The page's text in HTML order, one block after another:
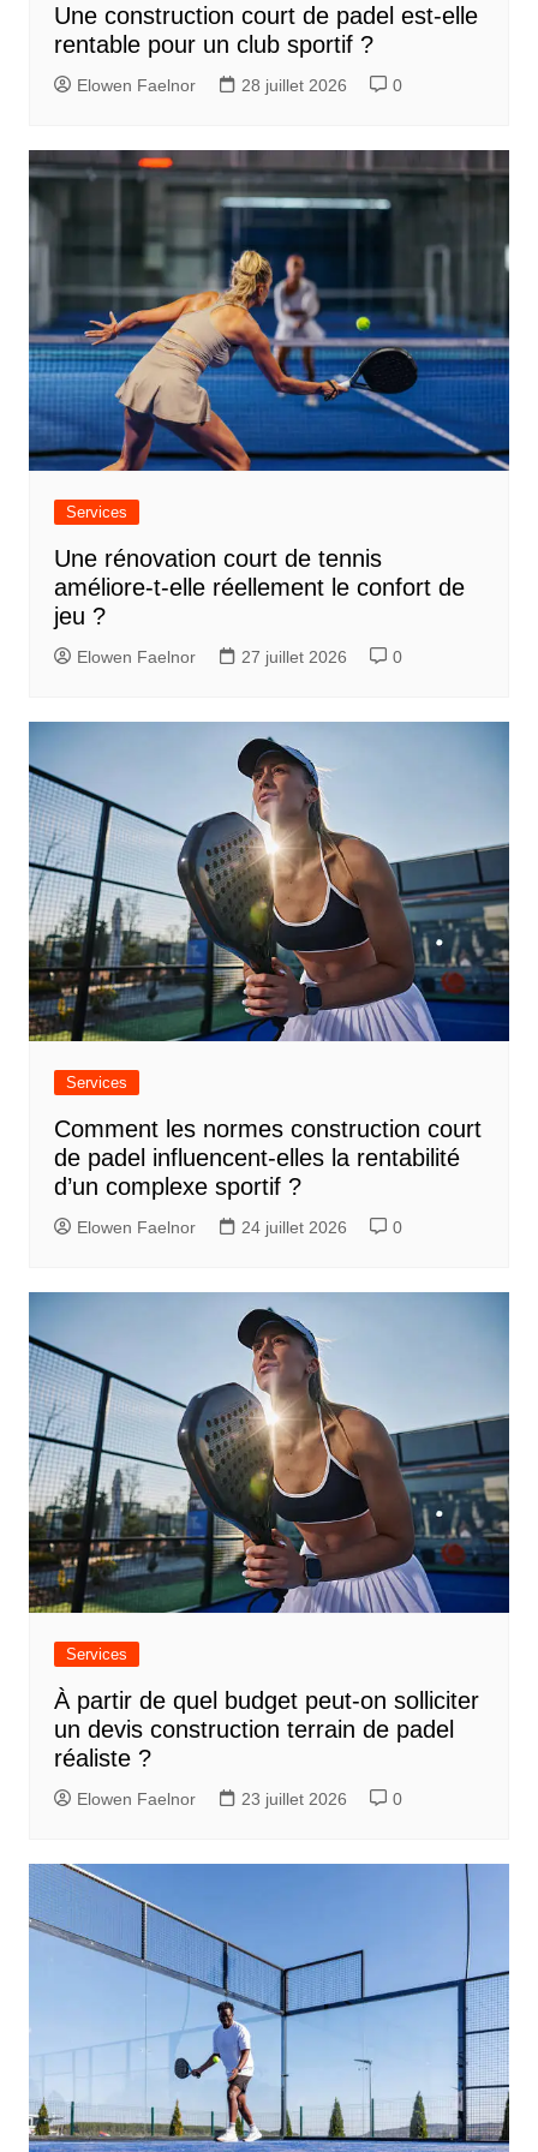
i
c
l
e
Une construction court de padel est-elle
rentable pour un club sportif ?
Elowen Faelnor 28 juillet 2026 0
Services
Une rénovation court de tennis
améliore-t-elle réellement le confort de
jeu ?
Elowen Faelnor 27 juillet 2026 0
Services
Comment les normes construction court
de padel influencent-elles la rentabilité
d’un complexe sportif ?
Elowen Faelnor 24 juillet 2026 0
Services
À partir de quel budget peut-on solliciter
un devis construction terrain de padel
réaliste ?
Elowen Faelnor 23 juillet 2026 0